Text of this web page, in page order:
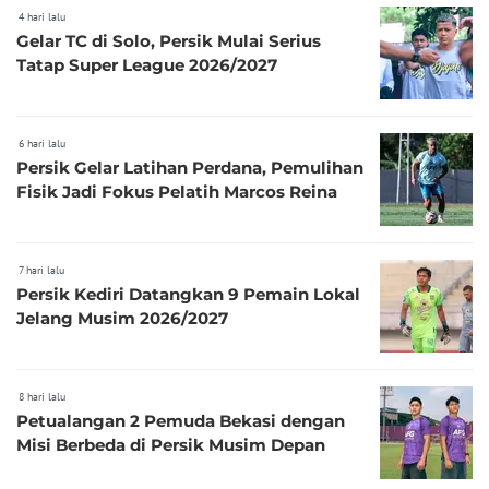
4 hari lalu
Gelar TC di Solo, Persik Mulai Serius
Tatap Super League 2026/2027
6 hari lalu
Persik Gelar Latihan Perdana, Pemulihan
Fisik Jadi Fokus Pelatih Marcos Reina
7 hari lalu
Persik Kediri Datangkan 9 Pemain Lokal
Jelang Musim 2026/2027
8 hari lalu
Petualangan 2 Pemuda Bekasi dengan
Misi Berbeda di Persik Musim Depan